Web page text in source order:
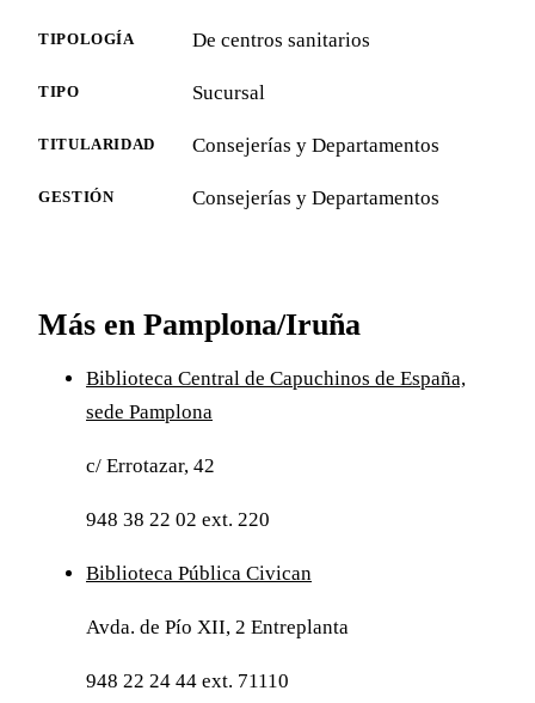
TIPOLOGÍA De centros sanitarios
TIPO Sucursal
TITULARIDAD Consejerías y Departamentos
GESTIÓN Consejerías y Departamentos
Más en Pamplona/Iruña
Biblioteca Central de Capuchinos de España,
sede Pamplona
c/ Errotazar, 42
948 38 22 02 ext. 220
Biblioteca Pública Civican
Avda. de Pío XII, 2 Entreplanta
948 22 24 44 ext. 71110